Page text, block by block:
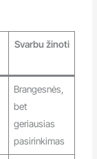
Svarbu žinoti
Brangesnės,
bet
geriausias
pasirinkimas